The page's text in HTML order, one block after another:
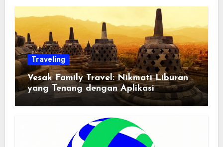
Traveling
Vesak Family Travel: Nikmati Liburan
yang Tenang dengan Aplikasi
Pemindai PDF